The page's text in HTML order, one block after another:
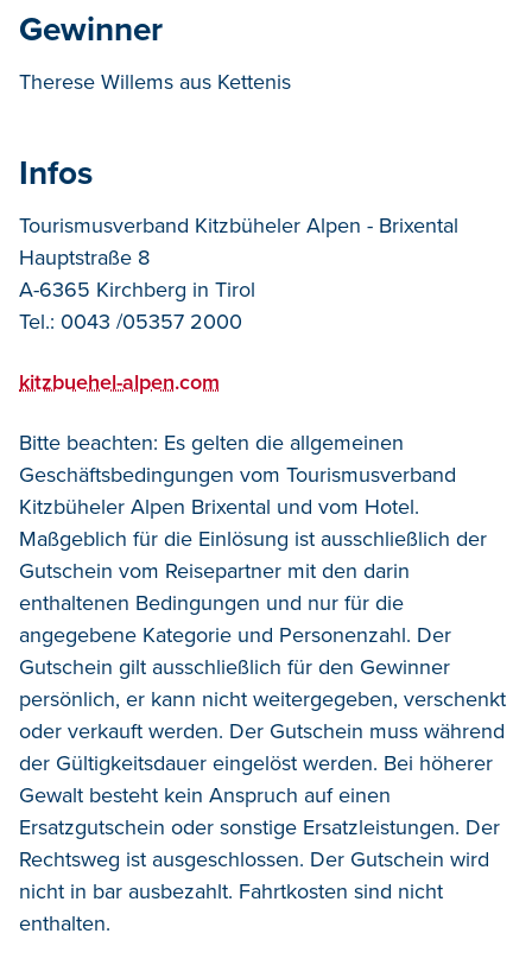
Gewinner
Therese Willems aus Kettenis
Infos
Tourismusverband Kitzbüheler Alpen - Brixental
Hauptstraße 8
A-6365 Kirchberg in Tirol
Tel.: 0043 /05357 2000
kitzbuehel-alpen.com
Bitte beachten: Es gelten die allgemeinen
Geschäftsbedingungen vom Tourismusverband
Kitzbüheler Alpen Brixental und vom Hotel.
Maßgeblich für die Einlösung ist ausschließlich der
Gutschein vom Reisepartner mit den darin
enthaltenen Bedingungen und nur für die
angegebene Kategorie und Personenzahl. Der
Gutschein gilt ausschließlich für den Gewinner
persönlich, er kann nicht weitergegeben, verschenkt
oder verkauft werden. Der Gutschein muss während
der Gültigkeitsdauer eingelöst werden. Bei höherer
Gewalt besteht kein Anspruch auf einen
Ersatzgutschein oder sonstige Ersatzleistungen. Der
Rechtsweg ist ausgeschlossen. Der Gutschein wird
nicht in bar ausbezahlt. Fahrtkosten sind nicht
enthalten.